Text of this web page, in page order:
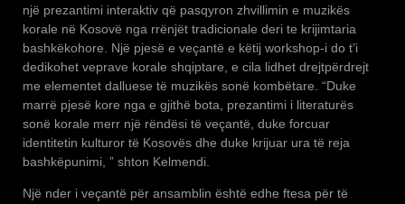
një prezantimi interaktiv që pasqyron zhvillimin e muzikës
korale në Kosovë nga rrënjët tradicionale deri te krijimtaria
bashkëkohore. Një pjesë e veçantë e këtij workshop-i do t’i
dedikohet veprave korale shqiptare, e cila lidhet drejtpërdrejt
me elementet dalluese të muzikës sonë kombëtare. “Duke
marrë pjesë kore nga e gjithë bota, prezantimi i literaturës
sonë korale merr një rëndësi të veçantë, duke forcuar
identitetin kulturor të Kosovës dhe duke krijuar ura të reja
bashkëpunimi, ” shton Kelmendi.
Një nder i veçantë për ansamblin është edhe ftesa për të